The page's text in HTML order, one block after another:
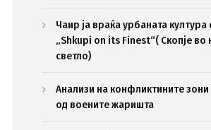
Чаир ја враќа урбаната
„Shkupi on its Finest“( Скопје во
светло)
Анализи на конфликтините зони
од воените жаришта